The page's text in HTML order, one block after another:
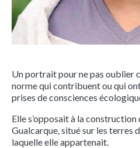
Un portrait pour ne pas oublier
norme qui contribuent ou qui
prises de consciences
Elle s’opposait à la
Gualcarque, situé sur les terres
laquelle elle appartenait.